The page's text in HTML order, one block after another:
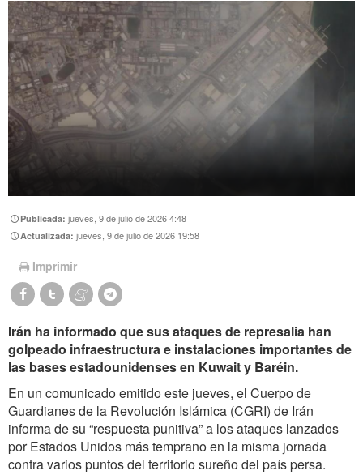
https://www.facebook.com/Nexolatino.Canal
Publicada:jueves, 9 de julio de 2026 4:48
Actualizada:jueves, 9 de julio de 2026 19:58
Imprimir
Irán ha informado que sus ataques de represalia han
golpeado infraestructura e instalaciones importantes de
las bases estadounidenses en Kuwait y Baréin.
En un comunicado emitido este jueves, el Cuerpo de
Guardianes de la Revolución Islámica (CGRI) de Irán
informa de su “respuesta punitiva” a los ataques lanzados
por Estados Unidos más temprano en la misma jornada
contra varios puntos del territorio sureño del país persa.